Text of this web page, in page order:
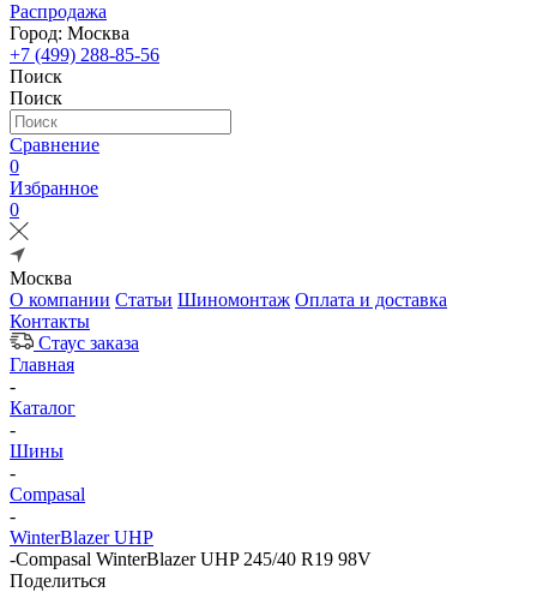
Распродажа
Город: Москва
+7 (499) 288-85-56
Поиск
Поиск
Сравнение
0
Избранное
0
Москва
О компании Статьи Шиномонтаж Оплата и доставка
Контакты
Стаус заказа
Главная
-
Каталог
-
Шины
-
Compasal
-
WinterBlazer UHP
-Compasal WinterBlazer UHP 245/40 R19 98V
Поделиться